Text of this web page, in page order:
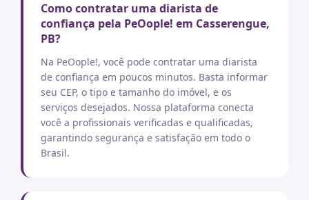
Como contratar uma diarista de
confiança pela PeOople! em Casserengue,
PB?
Na PeOople!, você pode contratar uma diarista
de confiança em poucos minutos. Basta informar
seu CEP, o tipo e tamanho do imóvel, e os
serviços desejados. Nossa plataforma conecta
você a profissionais verificadas e qualificadas,
garantindo segurança e satisfação em todo o
Brasil.